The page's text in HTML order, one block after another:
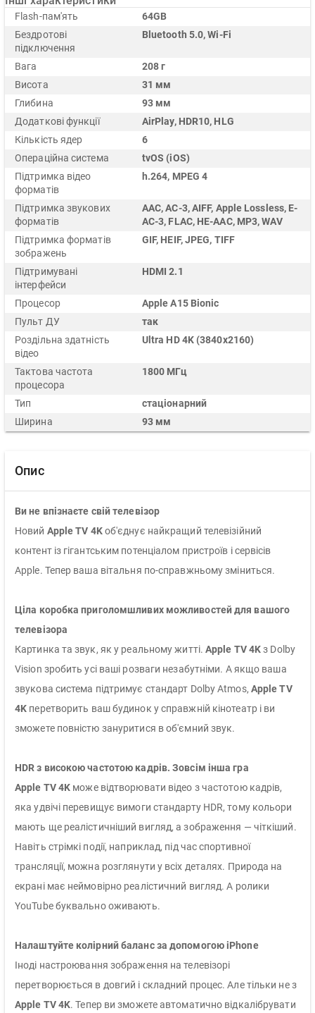
Flash-пам'ять
64GB
Бездротові
підключення
Bluetooth 5.0, Wi-Fi
Вага
208 г
Висота
31 мм
Глибина
93 мм
Додаткові функції
AirPlay, HDR10, HLG
Кількість ядер
6
Операційна система
tvOS (iOS)
Підтримка відео
форматів
h.264, MPEG 4
Підтримка звукових
форматів
AAC, AC-3, AIFF, Apple Lossless, E-
AC-3, FLAC, HE-AAC, MP3, WAV
Підтримка форматів
зображень
GIF, HEIF, JPEG, TIFF
Підтримувані
інтерфейси
HDMI 2.1
Процесор
Apple A15 Bionic
Пульт ДУ
так
Роздільна здатність
відео
Ultra HD 4K (3840x2160)
Тактова частота
процесора
1800 МГц
Тип
стаціонарний
Ширина
93 мм
Опис
Ви не впізнаєте свій телевізор
Новий Apple TV 4Kоб'єднує найкращий телевізійний
контент із гігантським потенціалом пристроїв і сервісів
Apple. Тепер ваша вітальня по-справжньому зміниться.
Ціла коробка приголомшливих можливостей для вашого
телевізора
Картинка та звук, як у реальному житті. Apple TV 4Kз Dolby
Vision зробить усі ваші розваги незабутніми. А якщо ваша
звукова система підтримує стандарт Dolby Atmos, Apple TV
4K перетворить ваш будинок у справжній кінотеатр і ви
зможете повністю зануритися в об'ємний звук.
HDR з високою частотою кадрів. Зовсім інша гра
Apple TV 4K може відтворювати відео з частотою кадрів,
яка удвічі перевищує вимоги стандарту HDR, тому кольори
мають ще реалістичніший вигляд, а зображення — чіткіший.
Навіть стрімкі події, наприклад, під час спортивної
трансляції, можна розглянути у всіх деталях. Природа на
екрані має неймовірно реалістичний вигляд. А ролики
YouTube буквально оживають.
Налаштуйте колірний баланс за допомогою iPhone
Іноді настроювання зображення на телевізорі
перетворюється в довгий і складний процес. Але тільки не з
Apple TV 4K. Тепер ви зможете автоматично відкалібрувати